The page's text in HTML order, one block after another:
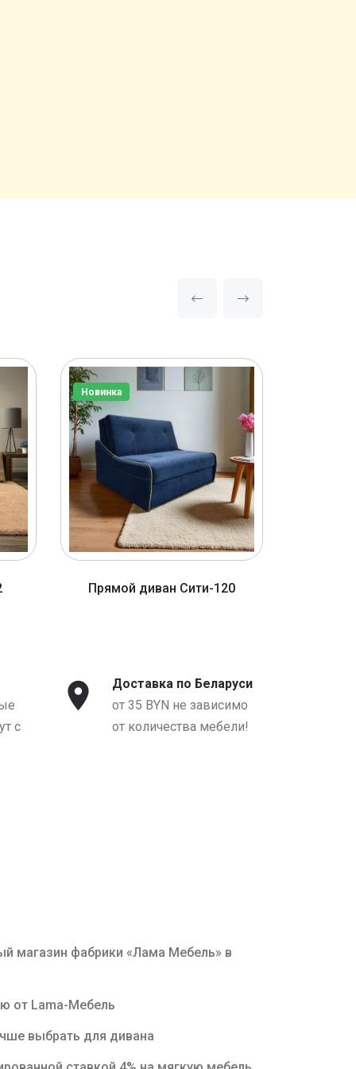
Новинка
Прямой диван Сити-120
с
Доставка по Беларуси
от 35 BYN не зависимо
от количества мебели!
магазин фабрики «Лама Мебель» в
от Lama-Мебель
выбрать для дивана